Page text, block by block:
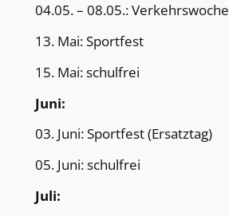
04.05. – 08.05.: Verkehrswoche
13. Mai: Sportfest
15. Mai: schulfrei
Juni:
03. Juni: Sportfest (Ersatztag)
05. Juni: schulfrei
Juli: